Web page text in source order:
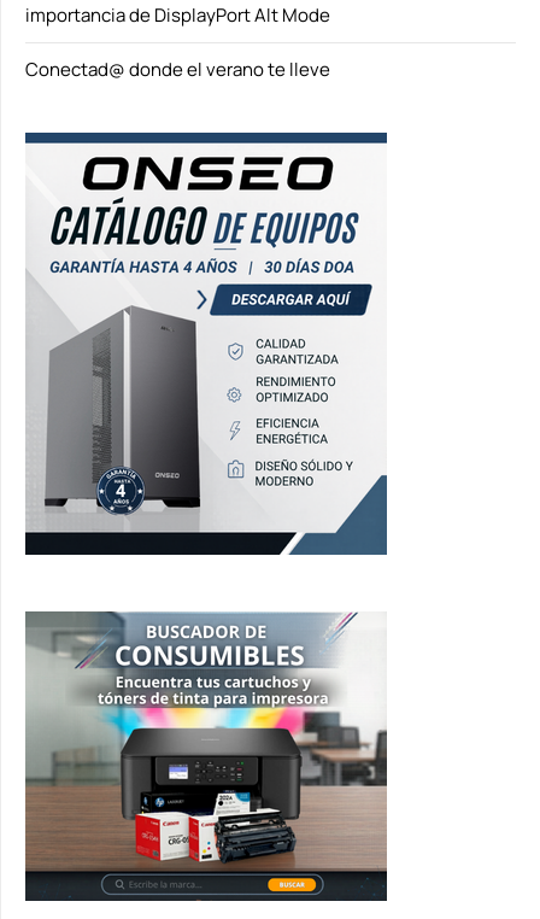
importancia de DisplayPort Alt Mode
Conectad@ donde el verano te lleve